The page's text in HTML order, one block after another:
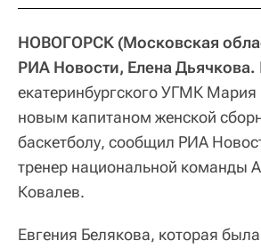
НОВОГОРСК (Московская
РИА Новости, Елена Дьячкова.
екатеринбургского УГМК Мария
новым капитаном женской
баскетболу, сообщил РИА
тренер национальной команды
Ковалев.
Евгения Белякова, которая